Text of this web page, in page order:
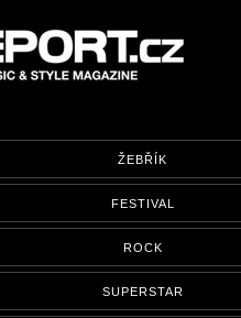
ŽEBŘÍK
FESTIVAL
ROCK
SUPERSTAR